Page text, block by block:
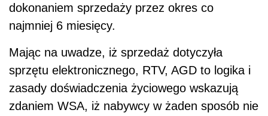
dokonaniem sprzedaży przez okres co
najmniej 6 miesięcy.
Mając na uwadze, iż sprzedaż dotyczyła
sprzętu elektronicznego, RTV, AGD to logika i
zasady doświadczenia życiowego wskazują
zdaniem WSA, iż nabywcy w żaden sposób nie